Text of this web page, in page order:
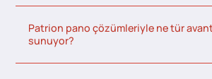
Patrion pano çözümleriyle ne tür
sunuyor?